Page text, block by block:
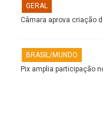
GERAL
Câmara aprova criação
BRASIL/MUNDO
Pix amplia participação